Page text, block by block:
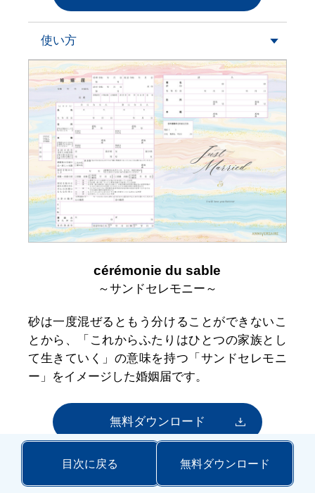
使い方
cérémonie du sable
～サンドセレモニー～
砂は一度混ぜるともう分けることができないこ
とから、「これからふたりはひとつの家族とし
て生きていく」の意味を持つ「サンドセレモニ
ー」をイメージした婚姻届です。
無料ダウンロード
使い方目次に戻る 無料ダウンロード